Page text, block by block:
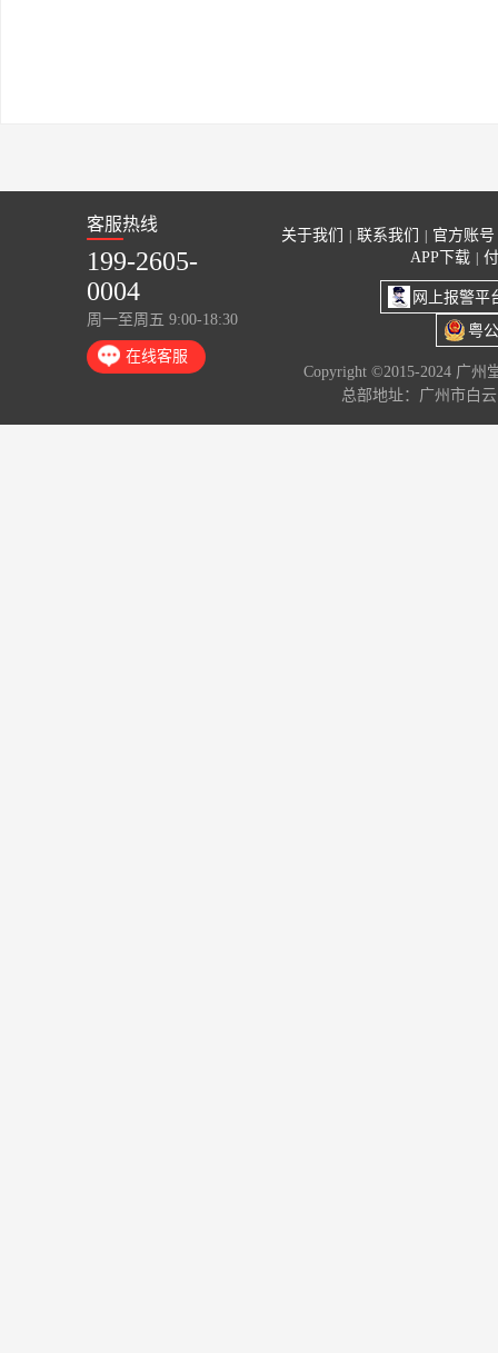
客服热线
199-2605-
0004
周一至周五 9:00-18:30
在线客服
关于我们 联系我们
官方账号
APP下载
网上报警平
粤
Copyright ©2015-2024 广州
总部地址：广州市白